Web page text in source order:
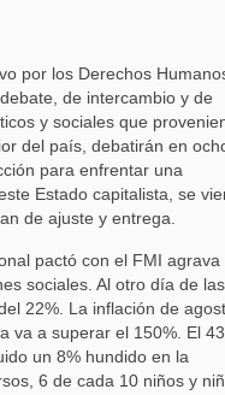
por los Derechos
de intercambio y de
y sociales que
del país, debatirán en
para enfrentar una
Estado capitalista, se
de ajuste y entrega.
pactó con el FMI agrava
sociales. Al otro día de las
22%. La inflación de
va a superar el 150%. El
un 8% hundido en la
6 de cada 10 niños y